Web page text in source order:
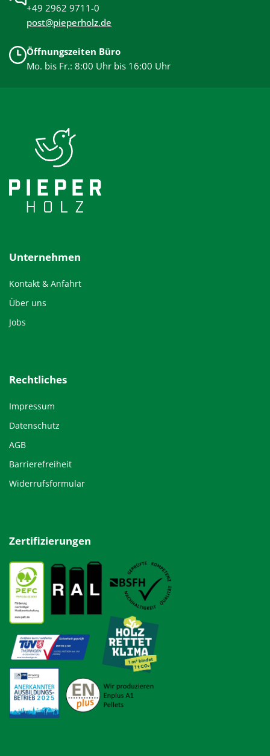
+49 2962 9711-0
post@pieperholz.de
Öffnungszeiten Büro
Mo. bis Fr.: 8:00 Uhr bis 16:00 Uhr
Unternehmen
Kontakt & Anfahrt
Über uns
Jobs
Rechtliches
Impressum
Datenschutz
AGB
Barrierefreiheit
Widerrufsformular
Zertifizierungen